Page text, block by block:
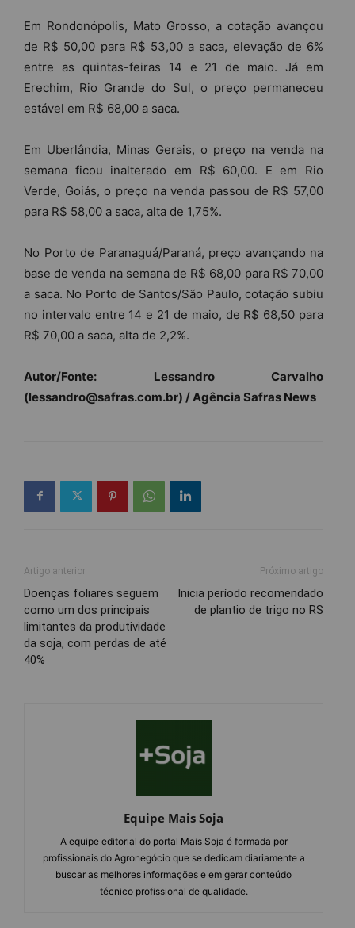
Em Rondonópolis, Mato Grosso, a cotação avançou
de R$ 50,00 para R$ 53,00 a saca, elevação de 6%
entre as quintas-feiras 14 e 21 de maio. Já em
Erechim, Rio Grande do Sul, o preço permaneceu
estável em R$ 68,00 a saca.
Em Uberlândia, Minas Gerais, o preço na venda na
semana ficou inalterado em R$ 60,00. E em Rio
Verde, Goiás, o preço na venda passou de R$ 57,00
para R$ 58,00 a saca, alta de 1,75%.
No Porto de Paranaguá/Paraná, preço avançando na
base de venda na semana de R$ 68,00 para R$ 70,00
a saca. No Porto de Santos/São Paulo, cotação subiu
no intervalo entre 14 e 21 de maio, de R$ 68,50 para
R$ 70,00 a saca, alta de 2,2%.
Autor/Fonte: Lessandro Carvalho
(lessandro@safras.com.br) / Agência Safras News
Artigo anterior
Doenças foliares seguem
como um dos principais
limitantes da produtividade
da soja, com perdas de até
40%
Próximo artigo
Inicia período recomendado
de plantio de trigo no RS
Equipe Mais Soja
A equipe editorial do portal Mais Soja é formada por
profissionais do Agronegócio que se dedicam diariamente a
buscar as melhores informações e em gerar conteúdo
técnico profissional de qualidade.